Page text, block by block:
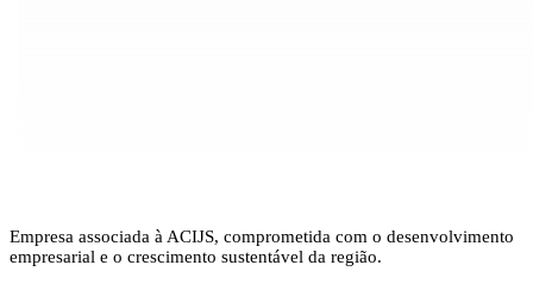
Empresa associada à ACIJS, comprometida com o desenvolvimento
empresarial e o crescimento sustentável da região.